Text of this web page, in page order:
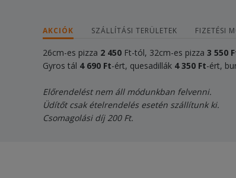
AKCIÓK SZÁLLÍTÁSI TERÜLETEK FIZETÉSI
26cm-es pizza 2 450 Ft-tól, 32cm-es pizza 3 550
Gyros tál 4 690 Ft-ért, quesadillák 4350 Ft-ért,
Előrendelést nem áll módunkban felvenni.
Üdítőt csak ételrendelés esetén szállítunk ki.
Csomagolási díj 200 Ft.